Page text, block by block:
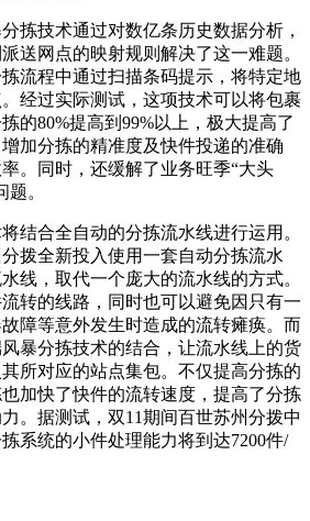
拣技术通过对数亿条历史数据分析，
送网点的映射规则解决了这一难题。
流程中通过扫描条码提示，将特定地
经过实际测试，这项技术可以将包裹
的80%提高到99%以上，极大提高了
加分拣的精准度及快件投递的准确
。同时，还缓解了业务旺季“大头
。
结合全自动的分拣流水线进行运用。
拨全新投入使用一套自动分拣流水
线，取代一个庞大的流水线的方式。
转的线路，同时也可以避免因只有一
障等意外发生时造成的流转瘫痪。而
暴分拣技术的结合，让流水线上的货
所对应的站点集包。不仅提高分拣的
加快了快件的流转速度，提高了分拣
。据测试，双11期间百世苏州分拨中
系统的小件处理能力将到达7200件/